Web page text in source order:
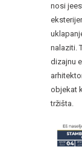
nosi je
nalaziti.
dizajnu
objekat
tržišta.